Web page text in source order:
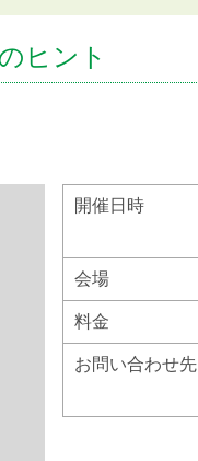
ヒント
開催日時
会場
料金
お問い合わせ先